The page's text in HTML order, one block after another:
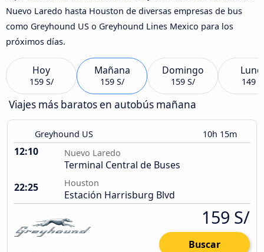
Nuevo Laredo hasta Houston de diversas empresas de bus
como Greyhound US o Greyhound Lines Mexico para los
próximos días.
Hoy
159 S/
Mañana
159 S/
Domingo
159 S/ 149
Viajes más baratos en autobús mañana
Greyhound US 10h 15m
12:10 Nuevo Laredo
Terminal Central de Buses
22:25
Houston
Estación Harrisburg Blvd
159 S/
Buscar